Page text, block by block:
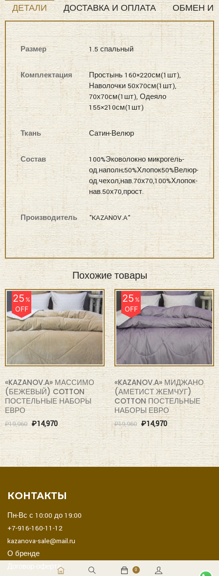
Супер
(индиго
деним)
KIDS
ABC
COTTON
Постельные
наборы
1,5
Категории: 1.5 спальный , kids ,постельные наборы
Поделиться:
ДЕТАЛИ ДОСТАВКА И ОПЛАТА ОБМЕН И
Размер 1.5 спальный
Комплектация
Простынь 160×220см(1шт),
Наволочки 50х70см(1шт),
70х70см(1шт), Одеяло
155×210см(1шт)
Ткань Сатин-Велюр
Состав
100%Эковолокно микрогель-
од.наполн;50%Хлопок50%Велюр-
од.чехол,нав.70х70,100%Хлопок-
нав.50х70,прост.
Производитель "KAZANOV.A"
Похожие товары
25
OFF
«KAZANOV.A» МАССИМО
(БЕЖЕВЫЙ) COTTON
₽19,960 ₽14,970
25
OFF
«KAZANOV.A» МИДЖАНО
(АМЕТИСТ ЖЕМЧУГ)
КОНТАКТЫ 0